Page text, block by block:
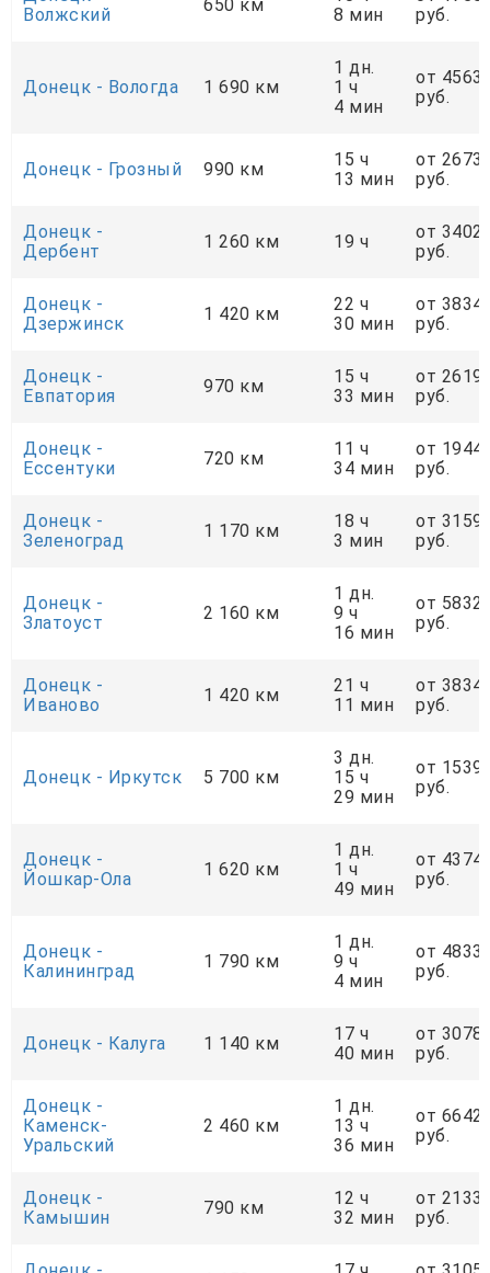
Волжский
650 км
8 мин
руб.
Донецк - Вологда 1 690 км
1 дн.
1 ч
4 мин
от
руб.
Донецк - Грозный 990 км
15 ч
13 мин
от
руб.
Донецк -
Дербент
1 260 км 19 ч
от
руб.
Донецк -
Дзержинск
1 420 км
22 ч
30 мин
от
руб.
Донецк -
Евпатория
970 км
15 ч
33 мин
от
руб.
Донецк -
Ессентуки
720 км
11 ч
34 мин
от
руб.
Донецк -
Зеленоград
1 170 км
18 ч
3 мин
от
руб.
Донецк -
Златоуст
2 160 км
1 дн.
9 ч
16 мин
от
руб.
Донецк -
Иваново
1 420 км
21 ч
11 мин
от
руб.
Донецк - Иркутск 5 700 км
3 дн.
15 ч
29 мин
от
руб.
Донецк -
Йошкар-Ола
1 620 км
1 дн.
1 ч
49 мин
от
руб.
Донецк -
Калининград
1 790 км
1 дн.
9 ч
4 мин
от
руб.
Донецк - Калуга 1 140 км
17 ч
40 мин
от
руб.
Донецк -
Каменск-
Уральский
2 460 км
1 дн.
13 ч
36 мин
от
руб.
Донецк -
Камышин
790 км
12 ч
32 мин
от
руб.